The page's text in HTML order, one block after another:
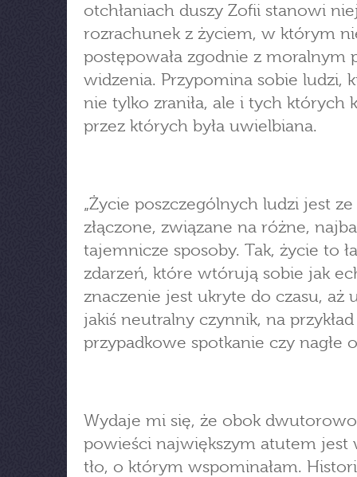
otchłaniach duszy Zofii stanowi
rozrachunek z życiem, w którym
postępowała zgodnie z moralnym
widzenia. Przypomina sobie ludzi,
nie tylko zraniła, ale i tych których
przez których była uwielbiana.
„Życie poszczególnych ludzi jest ze
złączone, związane na różne,
tajemnicze sposoby. Tak, życie to
zdarzeń, które wtórują sobie jak
znaczenie jest ukryte do czasu, aż
jakiś neutralny czynnik, na przykład
przypadkowe spotkanie czy nagłe
Wydaje mi się, że obok
powieści największym atutem jest
tło, o którym wspominałam.